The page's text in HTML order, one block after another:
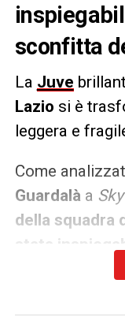
sconfitta
La Juve
Lazio si è
leggera e
Come
Guardalàa
della squadra
stata
settimana di
verso giusto…